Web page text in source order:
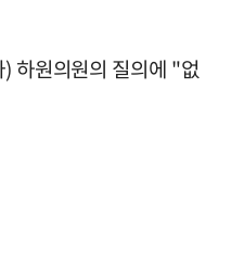
하원의원의 질의에 "없